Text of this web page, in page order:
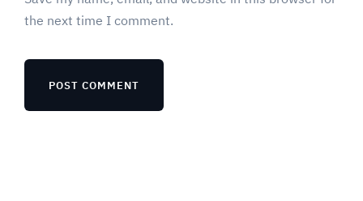
the next time I comment.